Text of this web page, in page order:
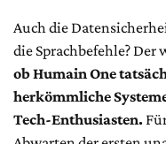
Auch die
die Sprachbefehle?
ob Humain One
herkömmliche
Tech-Enthusiasten.